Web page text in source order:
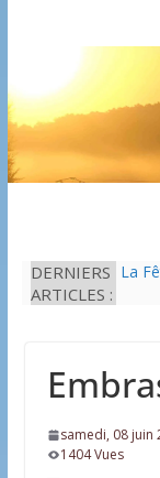
DERNIERS
ARTICLES :
La
Il
Une
samedi, 08 juin
1404 Vues